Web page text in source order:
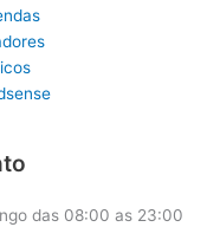
das 08:00 as 23:00